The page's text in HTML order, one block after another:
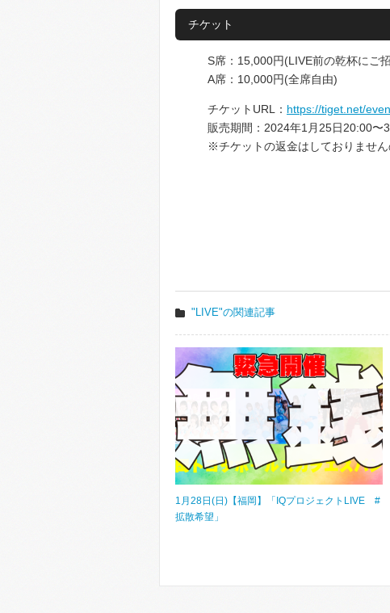
チケット
S席：15,000円(LIVE前の乾杯にご
A席：10,000円(全席自由)
チケットURL： https://tiget.net/
販売期間：2024年1月25日20:00〜
※チケットの返金はしておりません
"LIVE"の関連記事
1月28日(日)【福岡】「IQプロジェクトLIVE #
拡散希望」